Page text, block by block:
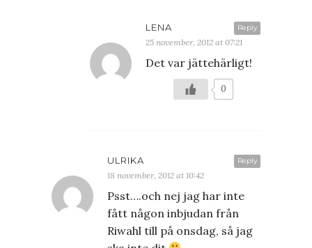
Reply
LENA
25 november, 2012 at 07:21
Det var jättehärligt!
0
Reply
ULRIKA
18 november, 2012 at 10:42
Psst….och nej jag har inte
fått någon inbjudan från
Riwahl till på onsdag, så jag